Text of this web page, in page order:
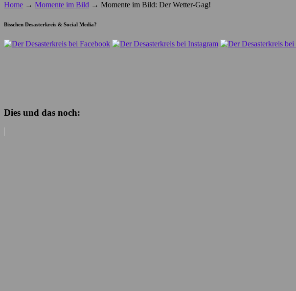
Home → Momente im Bild → Momente im Bild: Der Wetter-Gag!
Bisschen Desasterkreis & Social Media?
Dies und das noch: